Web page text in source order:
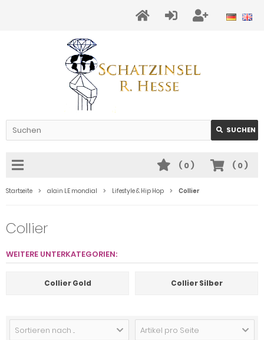
SUCHEN
( 0)
( 0)
Startseite alain LE mondial Lifestyle & Hip Hop Collier
Collier
WEITERE UNTERKATEGORIEN:
Collier Gold Collier Silber
Sortieren nach ... Artikel pro Seite